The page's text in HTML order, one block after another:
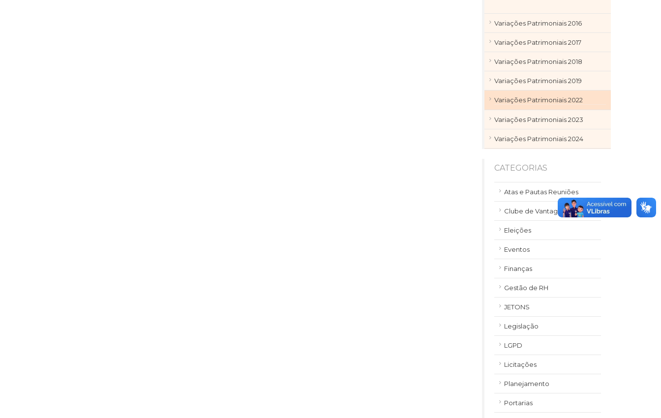
Variações Patrimoniais 2016
Variações Patrimoniais 2017
Variações Patrimoniais 2018
Variações Patrimoniais 2019
Variações Patrimoniais 2022
Variações Patrimoniais 2023
Variações Patrimoniais 2024
CATEGORIAS
Atas e Pautas Reuniões
Clube de Vantagens
Eleições
Eventos
Finanças
Gestão de RH
JETONS
Legislação
LGPD
Licitações
Planejamento
Portarias